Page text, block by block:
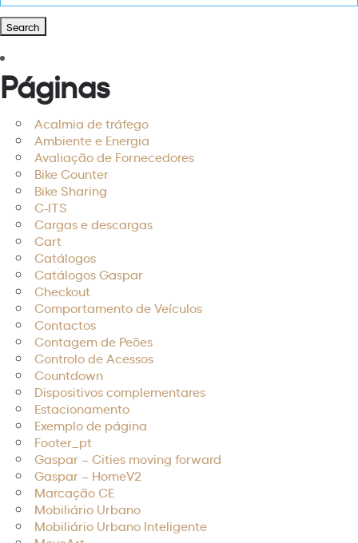
Páginas
Acalmia de tráfego
Ambiente e Energia
Avaliação de Fornecedores
Bike Counter
Bike Sharing
C-ITS
Cargas e descargas
Cart
Catálogos
Catálogos Gaspar
Checkout
Comportamento de Veículos
Contactos
Contagem de Peões
Controlo de Acessos
Countdown
Dispositivos complementares
Estacionamento
Exemplo de página
Footer_pt
Gaspar – Cities moving forward
Gaspar – HomeV2
Marcação CE
Mobiliário Urbano
Mobiliário Urbano Inteligente